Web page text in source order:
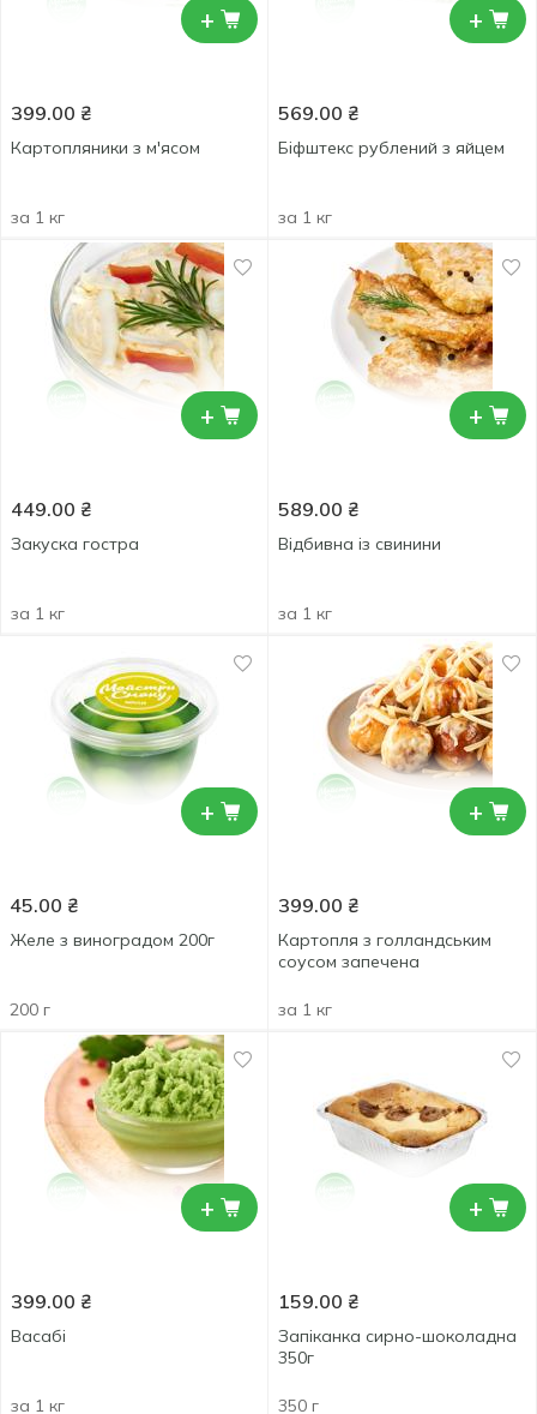
+
399.00 ₴
Картопляники з м'ясом
за 1 кг
+
569.00 ₴
Біфштекс рублений з яйцем
за 1 кг
+
449.00 ₴
Закуска гостра
за 1 кг
+
589.00 ₴
Відбивна із свинини
за 1 кг
+
45.00 ₴
Желе з виноградом 200г
200 г
+
399.00 ₴
Картопля з голландським
соусом запечена
за 1 кг
+
399.00 ₴
Васабі
за 1 кг
+
159.00 ₴
Запіканка сирно-шоколадна
350г
350 г